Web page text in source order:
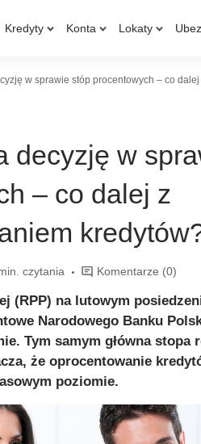
Kredyty Konta Lokaty
w sprawie stóp procentowych – co
decyzję w
– co dalej z
czytania Komentarze (0)
(RPP) na lutowym
Narodowego Banku
Tym samym główna stopa
że oprocentowanie
poziomie.